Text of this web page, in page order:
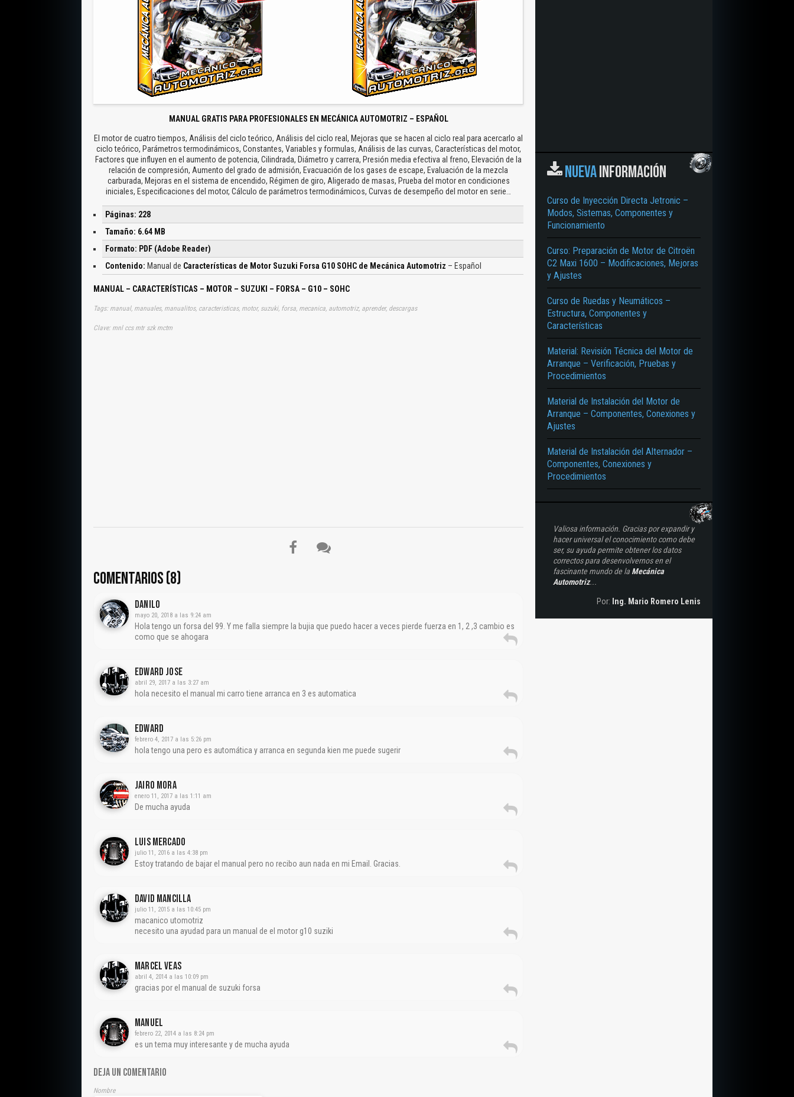
MANUAL GRATIS PARA PROFESIONALES EN MECÁNICA AUTOMOTRIZ – ESPAÑOL
El motor de cuatro tiempos, Análisis del ciclo teórico, Análisis del ciclo real, Mejoras que se hacen al ciclo real para acercarlo al
ciclo teórico, Parámetros termodinámicos, Constantes, Variables y formulas, Análisis de las curvas, Características del motor,
Factores que influyen en el aumento de potencia, Cilindrada, Diámetro y carrera, Presión media efectiva al freno, Elevación de la
relación de compresión, Aumento del grado de admisión, Evacuación de los gases de escape, Evaluación de la mezcla
carburada, Mejoras en el sistema de encendido, Régimen de giro, Aligerado de masas, Prueba del motor en condiciones
iniciales, Especificaciones del motor, Cálculo de parámetros termodinámicos, Curvas de desempeño del motor en serie…
Páginas: 228
Tamaño: 6.64 MB
Formato: PDF (Adobe Reader)
Contenido: Manual de Características de Motor Suzuki Forsa G10 SOHC de Mecánica Automotriz – Español
MANUAL – CARACTERÍSTICAS – MOTOR – SUZUKI – FORSA – G10 – SOHC
Tags: manual, manuales, manualitos, caracteristicas, motor, suzuki, forsa, mecanica, automotriz, aprender, descargas
Clave: mnl ccs mtr szk mctm
COMENTARIOS (8)
Danilo
mayo 20, 2018 a las 9:24 am
Hola tengo un forsa del 99. Y me falla siempre la bujia que puedo hacer a veces pierde fuerza en 1, 2 ,3 cambio es
como que se ahogara
Edward Jose
abril 29, 2017 a las 3:27 am
hola necesito el manual mi carro tiene arranca en 3 es automatica
Edward
febrero 4, 2017 a las 5:26 pm
hola tengo una pero es automática y arranca en segunda kien me puede sugerir
Jairo Mora
enero 11, 2017 a las 1:11 am
De mucha ayuda
Luis Mercado
julio 11, 2016 a las 4:38 pm
Estoy tratando de bajar el manual pero no recibo aun nada en mi Email. Gracias.
David Mancilla
julio 11, 2015 a las 10:45 pm
macanico utomotriz
necesito una ayudad para un manual de el motor g10 suziki
Marcel Veas
abril 4, 2014 a las 10:09 pm
gracias por el manual de suzuki forsa
Manuel
febrero 22, 2014 a las 8:24 pm
es un tema muy interesante y de mucha ayuda
DEJA UN COMENTARIO
Nombre
NUEVAINFORMACIÓN
Curso de Inyección Directa Jetronic –
Modos, Sistemas, Componentes y
Funcionamiento
Curso: Preparación de Motor de Citroën
C2 Maxi 1600 – Modificaciones, Mejoras
y Ajustes
Curso de Ruedas y Neumáticos –
Estructura, Componentes y
Características
Material: Revisión Técnica del Motor de
Arranque – Verificación, Pruebas y
Procedimientos
Material de Instalación del Motor de
Arranque – Componentes, Conexiones y
Ajustes
Material de Instalación del Alternador –
Componentes, Conexiones y
Procedimientos
Valiosa información. Gracias por expandir y
hacer universal el conocimiento como debe
ser, su ayuda permite obtener los datos
correctos para desenvolvernos en el
fascinante mundo de la Mecánica
Automotriz...
Por: Ing. Mario Romero Lenis